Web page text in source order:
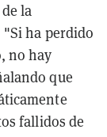
la
ha perdido
no hay
que
fallidos de